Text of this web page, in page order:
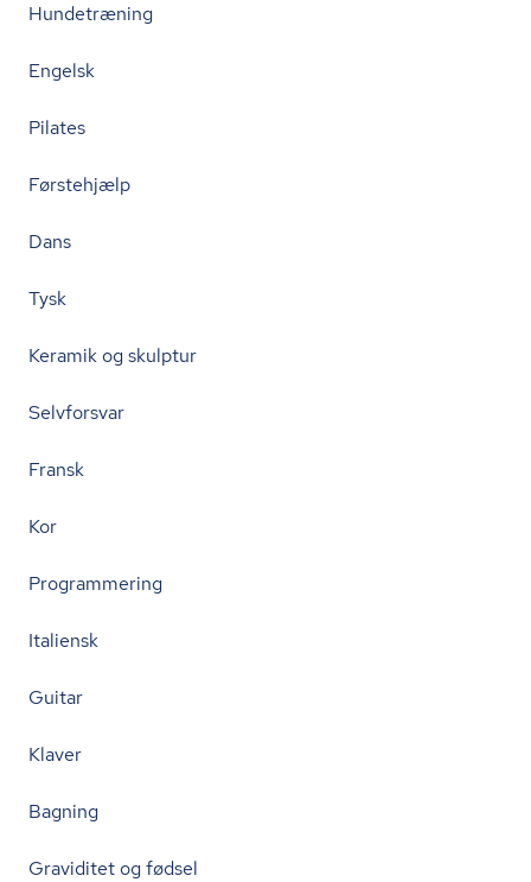
Hundetræning
Engelsk
Pilates
Førstehjælp
Dans
Tysk
Keramik og skulptur
Selvforsvar
Fransk
Kor
Programmering
Italiensk
Guitar
Klaver
Bagning
Graviditet og fødsel